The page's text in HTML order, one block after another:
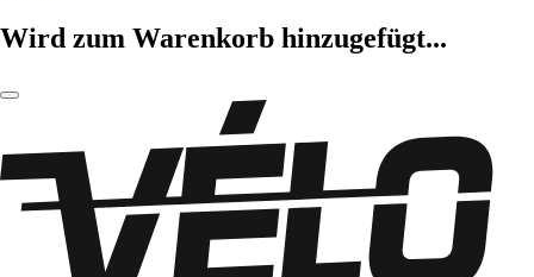
Wird zum Warenkorb hinzugefügt...